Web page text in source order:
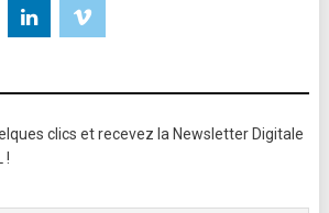
clics et recevez la Newsletter Digitale
!